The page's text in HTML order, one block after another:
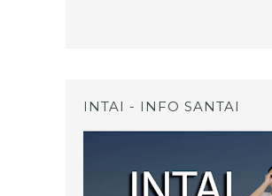
INTAI - INFO SANTAI